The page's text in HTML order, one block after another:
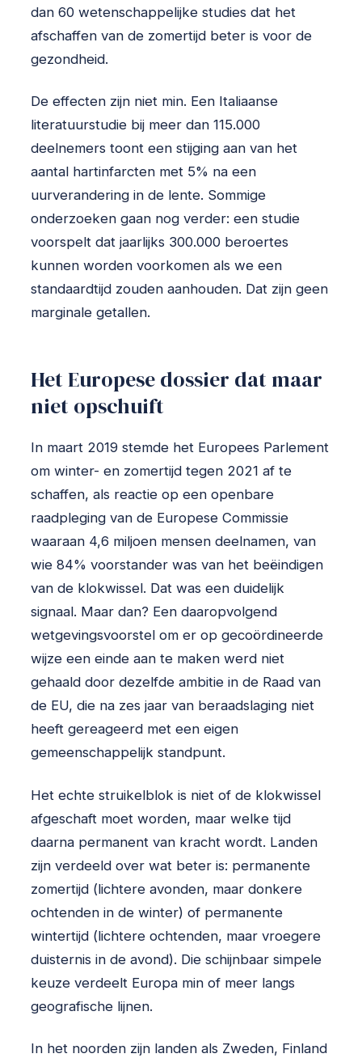
dan 60 wetenschappelijke studies dat het
afschaffen van de zomertijd beter is voor de
gezondheid.
De effecten zijn niet min. Een Italiaanse
literatuurstudie bij meer dan 115.000
deelnemers toont een stijging aan van het
aantal hartinfarcten met 5% na een
uurverandering in de lente. Sommige
onderzoeken gaan nog verder: een studie
voorspelt dat jaarlijks 300.000 beroertes
kunnen worden voorkomen als we een
standaardtijd zouden aanhouden. Dat zijn geen
marginale getallen.
Het Europese dossier dat maar
niet opschuift
In maart 2019 stemde het Europees Parlement
om winter- en zomertijd tegen 2021 af te
schaffen, als reactie op een openbare
raadpleging van de Europese Commissie
waaraan 4,6 miljoen mensen deelnamen, van
wie 84% voorstander was van het beëindigen
van de klokwissel. Dat was een duidelijk
signaal. Maar dan? Een daaropvolgend
wetgevingsvoorstel om er op gecoördineerde
wijze een einde aan te maken werd niet
gehaald door dezelfde ambitie in de Raad van
de EU, die na zes jaar van beraadslaging niet
heeft gereageerd met een eigen
gemeenschappelijk standpunt.
Het echte struikelblok is niet of de klokwissel
afgeschaft moet worden, maar welke tijd
daarna permanent van kracht wordt. Landen
zijn verdeeld over wat beter is: permanente
zomertijd (lichtere avonden, maar donkere
ochtenden in de winter) of permanente
wintertijd (lichtere ochtenden, maar vroegere
duisternis in de avond). Die schijnbaar simpele
keuze verdeelt Europa min of meer langs
geografische lijnen.
In het noorden zijn landen als Zweden, Finland